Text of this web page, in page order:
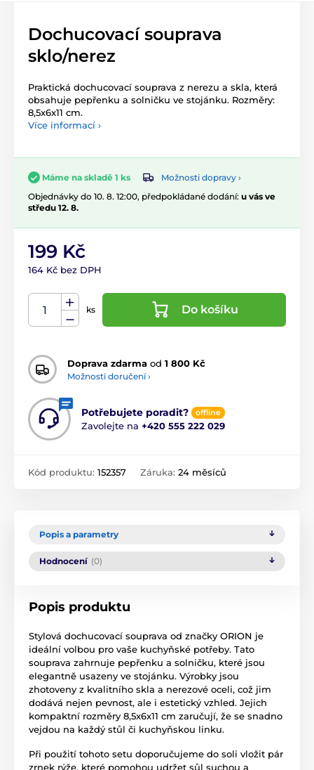
Dochucovací souprava
sklo/nerez
Praktická dochucovací souprava z nerezu a skla, která
obsahuje pepřenku a solničku ve stojánku. Rozměry:
8,5x6x11 cm.
Více informací ›
Máme na skladě 1 ks
Možnosti dopravy ›
Objednávky do 10. 8. 12:00, předpokládané dodání: u vás ve
středu 12. 8.
199 Kč
164 Kč bez DPH
ks Do košíku
Doprava zdarma od 1 800 Kč
Možnosti doručení ›
Potřebujete poradit? offline
Zavolejte na +420 555 222 029
Kód produktu: 152357 Záruka: 24 měsíců
Popis a parametry
Hodnocení (0)
Popis produktu
Stylová dochucovací souprava od značky ORION je
ideální volbou pro vaše kuchyňské potřeby. Tato
souprava zahrnuje pepřenku a solničku, které jsou
elegantně usazeny ve stojánku. Výrobky jsou
zhotoveny z kvalitního skla a nerezové oceli, což jim
dodává nejen pevnost, ale i estetický vzhled. Jejich
kompaktní rozměry 8,5x6x11 cm zaručují, že se snadno
vejdou na každý stůl či kuchyňskou linku.
Při použití tohoto setu doporučujeme do soli vložit pár
zrnek rýže, které pomohou udržet sůl suchou a